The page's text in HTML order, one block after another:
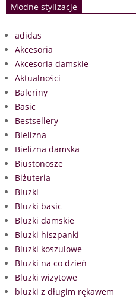
Modne stylizacje
adidas
Akcesoria
Akcesoria damskie
Aktualności
Baleriny
Basic
Bestsellery
Bielizna
Bielizna damska
Biustonosze
Biżuteria
Bluzki
Bluzki basic
Bluzki damskie
Bluzki hiszpanki
Bluzki koszulowe
Bluzki na co dzień
Bluzki wizytowe
bluzki z długim rękawem